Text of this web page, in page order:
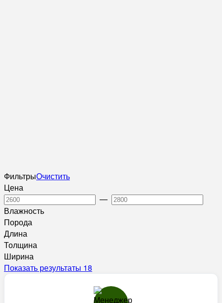
ФильтрыОчистить
Цена
—
Влажность
Порода
Длина
Толщина
Ширина
Показать результаты 18